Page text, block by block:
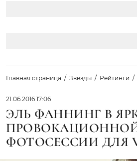
Главная страница Звезды Рейтинги
21.06.2016 17:06
ЭЛЬ ФАННИНГ В
ФОТОСЕССИИ ДЛЯ V